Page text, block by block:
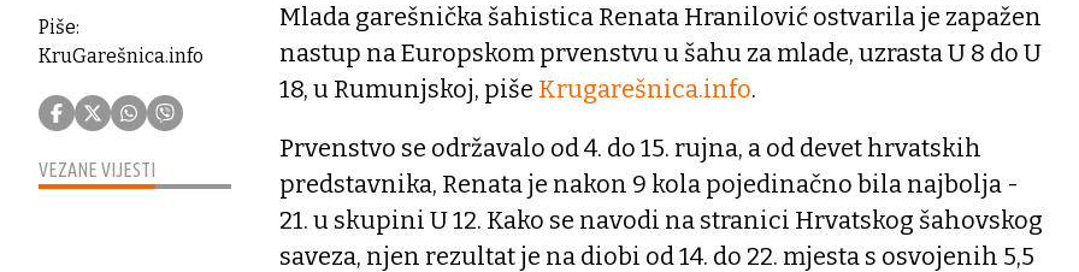
Piše:
KruGarešnica.info
VEZANE VIJESTI
Mlada garešnička šahistica Renata Hranilović ostvarila je zapažen
nastup na Europskom prvenstvu u šahu za mlade, uzrasta U 8 do U
18, u Rumunjskoj, piše Krugarešnica.info.
Prvenstvo se održavalo od 4. do 15. rujna, a od devet hrvatskih
predstavnika, Renata je nakon 9 kola pojedinačno bila najbolja -
21. u skupini U 12. Kako se navodi na stranici Hrvatskog šahovskog
saveza, njen rezultat je na diobi od 14. do 22. mjesta s osvojenih 5,5